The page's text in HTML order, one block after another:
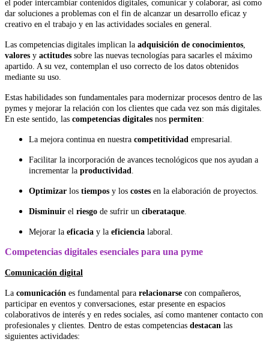
el poder intercambiar contenidos digitales, comunicar y colaborar, así como
dar soluciones a problemas con el fin de alcanzar un desarrollo eficaz y
creativo en el trabajo y en las actividades sociales en general.
Las competencias digitales implican la adquisición de conocimientos
valores y actitudes sobre las nuevas tecnologías para sacarles el máximo
apartido. A su vez, contemplan el uso correcto de los datos obtenidos
mediante su uso.
Estas habilidades son fundamentales para modernizar procesos dentro de las
pymes y mejorar la relación con los clientes que cada vez son más digitales.
En este sentido, las competencias digitales nos permiten:
La mejora continua en nuestra competitividad empresarial.
Facilitar la incorporación de avances tecnológicos que nos ayudan a
incrementar la productividad
Optimizar los tiempos y los costes en la elaboración de proyectos.
Disminuir el riesgo de sufrir un ciberataque
Mejorar la eficacia y la eficiencia laboral.
Competencias digitales esenciales para una pyme
Comunicación digital
La comunicación es fundamental para relacionarse con compañeros,
participar en eventos y conversaciones, estar presente en espacios
colaborativos de interés y en redes sociales, así como mantener contacto con
profesionales y clientes. Dentro de estas competencias destacan las
siguientes actividades: